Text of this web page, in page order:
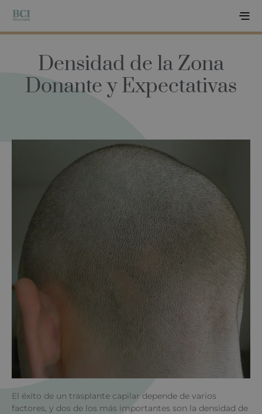
Densidad de la Zona
Donante y Expectativas
El éxito de un trasplante capilar depende de varios
factores, y dos de los más importantes son la densidad de